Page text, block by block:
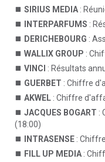
SIRIUS MEDIA :
INTERPARFUMS :
DERICHEBOURG :
WALLIX GROUP :
VINCI : Résultats
GUERBET : Chiffre
AKWEL : Chiffre
JACQUES BOGART :
(18:00)
INTRASENSE :
FILL UP MEDIA :